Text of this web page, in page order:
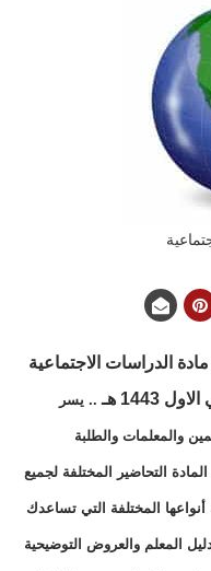
مادة الدراسات الاجتماعية
1443 هـ .. يسر
والمعلمات والطلبة
التحاضير المختلفة لجميع
أنواعها المختلفة التي تساعدك
المعلم والعروض التوضيحية